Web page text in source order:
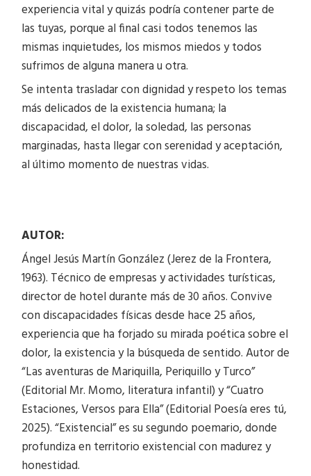
experiencia vital y quizás podría contener parte de
las tuyas, porque al final casi todos tenemos las
mismas inquietudes, los mismos miedos y todos
sufrimos de alguna manera u otra.
Se intenta trasladar con dignidad y respeto los temas
más delicados de la existencia humana; la
discapacidad, el dolor, la soledad, las personas
marginadas, hasta llegar con serenidad y aceptación,
al último momento de nuestras vidas.
AUTOR:
Ángel Jesús Martín González (Jerez de la Frontera,
1963). Técnico de empresas y actividades turísticas,
director de hotel durante más de 30 años. Convive
con discapacidades físicas desde hace 25 años,
experiencia que ha forjado su mirada poética sobre el
dolor, la existencia y la búsqueda de sentido. Autor de
“Las aventuras de Mariquilla, Periquillo y Turco”
(Editorial Mr. Momo, literatura infantil) y “Cuatro
Estaciones, Versos para Ella” (Editorial Poesía eres tú,
2025). “Existencial” es su segundo poemario, donde
profundiza en territorio existencial con madurez y
honestidad.